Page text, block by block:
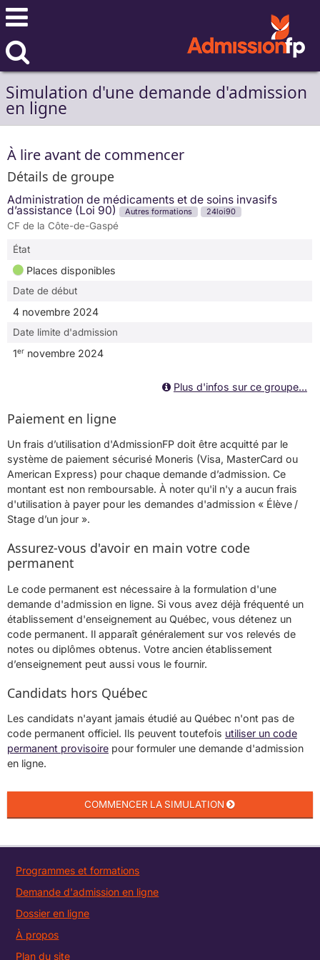
Simulation d'une demande d'admission
en ligne
À lire avant de commencer
Détails de groupe
Administration de médicaments et de soins invasifs
d’assistance (Loi 90) Autres formations 24loi90
CF de la Côte-de-Gaspé
État
Places disponibles
Date de début
4 novembre 2024
Date limite d'admission
1er novembre 2024
Plus d'infos sur ce groupe...
Paiement en ligne
Un frais d’utilisation d'AdmissionFP doit être acquitté par le
système de paiement sécurisé Moneris (Visa, MasterCard ou
American Express) pour chaque demande d’admission. Ce
montant est non remboursable. À noter qu'il n'y a aucun frais
d'utilisation à payer pour les demandes d'admission « Élève /
Stage d’un jour ».
Assurez-vous d'avoir en main votre code
permanent
Le code permanent est nécessaire à la formulation d'une
demande d'admission en ligne. Si vous avez déjà fréquenté un
établissement d'enseignement au Québec, vous détenez un
code permanent. Il apparaît généralement sur vos relevés de
notes ou diplômes obtenus. Votre ancien établissement
d’enseignement peut aussi vous le fournir.
Candidats hors Québec
Les candidats n'ayant jamais étudié au Québec n'ont pas de
code permanent officiel. Ils peuvent toutefois utiliser un code
permanent provisoire pour formuler une demande d'admission
en ligne.
Programmes et formations
Demande d'admission en ligne
Dossier en ligne
À propos
Plan du site